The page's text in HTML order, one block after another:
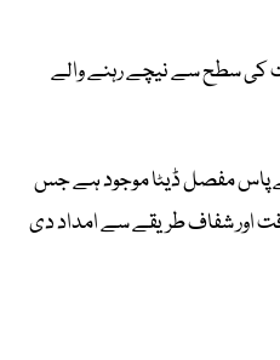
کی سطح سے نیچے رہنے والے
پاس مفصل ڈیٹا موجود ہے جس
اور شفاف طریقے سے امداد دی